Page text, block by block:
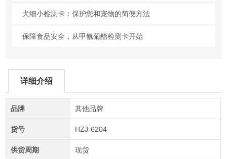
犬细小检测卡：保护您和宠物的简便方法
保障食品安全，从甲氰菊酯检测卡开始
详细介绍
品牌 其他品牌
货号 HZJ-6204
供货周期 现货